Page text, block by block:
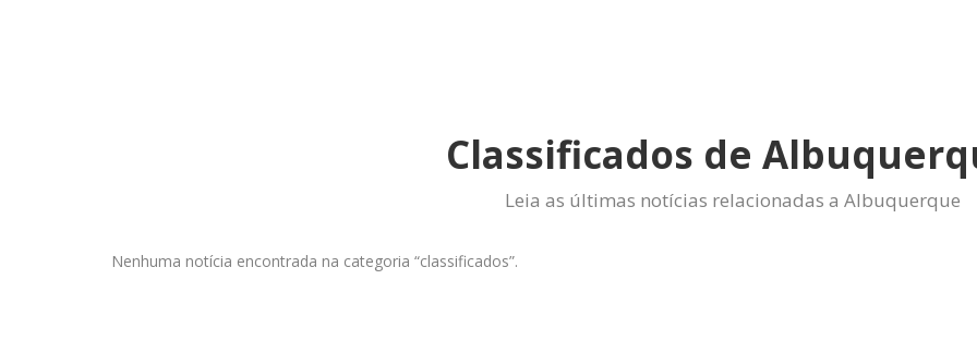
Classificados de
Leia as últimas notícias relacionadas a Albuquerque
Nenhuma notícia encontrada na categoria “classificados”.